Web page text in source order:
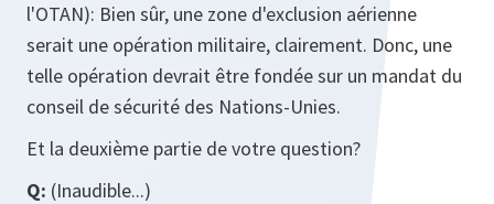
l'OTAN): Bien sûr, une zone d'exclusion aérienne
serait une opération militaire, clairement. Donc, une
telle opération devrait être fondée sur un mandat du
conseil de sécurité des Nations-Unies.
Et la deuxième partie de votre question?
Q: (Inaudible...)